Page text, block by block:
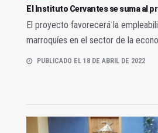
El Instituto Cervantes se suma al
El proyecto favorecerá la
marroquíes en el sector de la
PUBLICADO EL 18 DE ABRIL DE 2022